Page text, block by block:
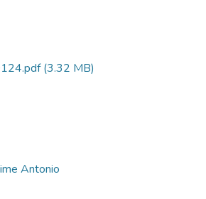
(3.32 MB)
Antonio